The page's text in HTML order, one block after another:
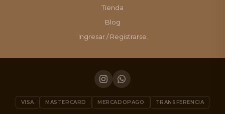
Tienda
Blog
Ingresar / Registrarse
VISA MASTERCARD MERCADOPAGO TRANSFERENCIA